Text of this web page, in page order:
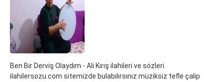
Ben Bir Derviş Olaydım - Ali Kırış ilahileri ve sözleri
ilahilersozu.com sitemizde bulabılırsınız müziksiz tefle çalip